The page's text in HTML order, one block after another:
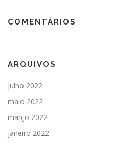
COMENTÁRIOS
ARQUIVOS
julho 2022
maio 2022
março 2022
janeiro 2022